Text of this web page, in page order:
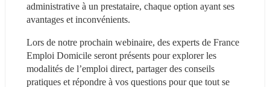
administrative à un prestataire, chaque option ayant ses
avantages et inconvénients.
Lors de notre prochain webinaire, des experts de France
Emploi Domicile seront présents pour explorer les
modalités de l’emploi direct, partager des conseils
pratiques et répondre à vos questions pour que tout se